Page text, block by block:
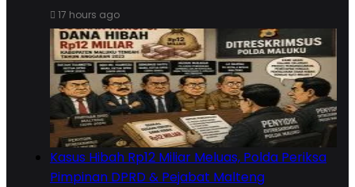
17 hours ago
Kasus Hibah Rp12 Miliar Meluas, Polda Periksa
Pimpinan DPRD & Pejabat Malteng